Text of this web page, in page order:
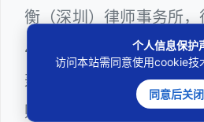
衡（深圳）律师事务所
403201810022100。邓
兼任深圳市人民政府听
购评审专家（法律类）
个人信息保护
访问本站需同意使用cookie技
同意后关闭